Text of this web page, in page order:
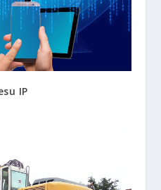
IP